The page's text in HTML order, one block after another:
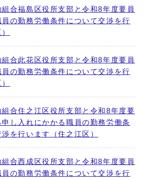
合福島区役所支部と令和8年度要員
の勤務労働条件について交渉を行
合此花区役所支部と令和8年度要員
の勤務労働条件について交渉を行
合住之江区役所支部と令和8年度要
申し入れにかかる職員の勤務労働条
を行います（住之江区）
合西成区役所支部と令和8年度要員
の勤務労働条件について交渉を行